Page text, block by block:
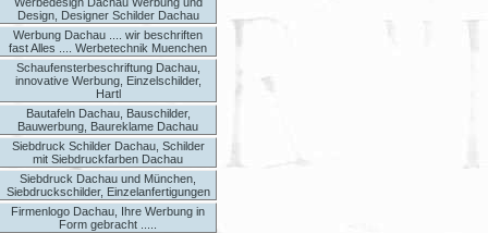
Design, Designer Schilder Dachau
Werbung Dachau .... wir beschriften
fast Alles .... Werbetechnik Muenchen
Schaufensterbeschriftung Dachau,
innovative Werbung, Einzelschilder,
Hartl
Bautafeln Dachau, Bauschilder,
Bauwerbung, Baureklame Dachau
Siebdruck Schilder Dachau, Schilder
mit Siebdruckfarben Dachau
Siebdruck Dachau und München,
Siebdruckschilder, Einzelanfertigungen
Firmenlogo Dachau, Ihre Werbung in
Form gebracht .....